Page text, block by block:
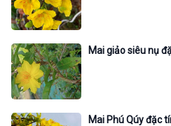
Mai giảo siêu nụ
Mai Phú Qúy đặc